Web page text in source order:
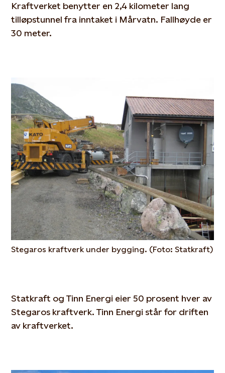
Kraftverket benytter en 2,4 kilometer lang
tilløpstunnel fra inntaket i Mårvatn. Fallhøyde er
30 meter.
Stegaros kraftverk under bygging. (Foto: Statkraft)
Statkraft og Tinn Energi eier 50 prosent hver av
Stegaros kraftverk. Tinn Energi står for driften
av kraftverket.